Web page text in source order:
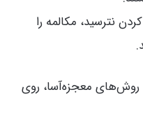
نترسید، مکالمه را
معجزه‌آسا، روی